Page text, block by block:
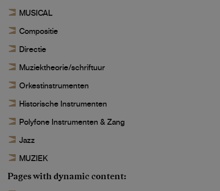
MUSICAL
Compositie
Directie
Muziektheorie/schriftuur
Orkestinstrumenten
Historische Instrumenten
Polyfone Instrumenten & Zang
Jazz
MUZIEK
Pages with dynamic content